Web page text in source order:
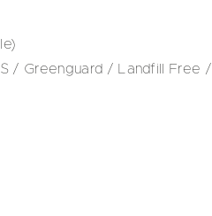
/ Greenguard / Landfill Free /